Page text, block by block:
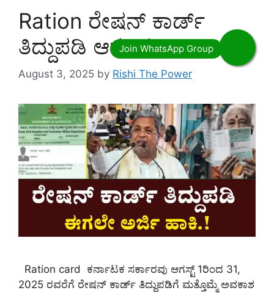
Ration ರೇಷನ್ ಕಾರ್ಡ್
ತಿದ್ದುಪಡಿ ಆರಂಭ
August 3, 2025 by Rishi The Power
Ration card ಕರ್ನಾಟಕ ಸರ್ಕಾರವು ಆಗಸ್ಟ್ 1ರಿಂದ 31,
2025 ರವರೆಗೆ ರೇಷನ್ ಕಾರ್ಡ್ ತಿದ್ದುಪಡಿಗೆ ಮತ್ತೊಮ್ಮೆ ಅವಕಾಶ